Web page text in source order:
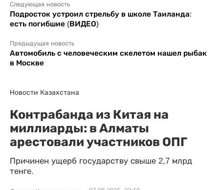
Следующая новость
Подросток устроил стрельбу в школе Таиланда:
есть погибшие (ВИДЕО)
Предыдущая новость
Автомобиль с человеческим скелетом нашел рыбак
в Москве
Новости Казахстана
Контрабанда из Китая на
миллиарды: в Алматы
арестовали участников ОПГ
Причинен ущерб государству свыше 2,7 млрд
тенге.